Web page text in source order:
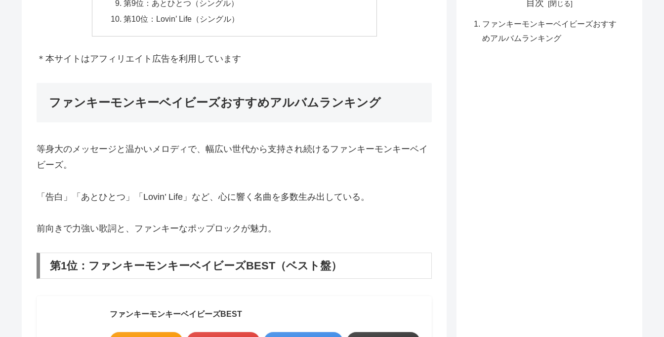
第9位：あとひとつ（シングル）
第10位：Lovin’ Life（シングル）
＊本サイトはアフィリエイト広告を利用しています
ファンキーモンキーベイビーズおすすめアルバムランキング
等身大のメッセージと温かいメロディで、幅広い世代から支持され続けるファンキーモンキーベイ
ビーズ。
「告白」「あとひとつ」「Lovin’ Life」など、心に響く名曲を多数生み出している。
前向きで力強い歌詞と、ファンキーなポップロックが魅力。
第1位：ファンキーモンキーベイビーズBEST（ベスト盤）
ファンキーモンキーベイビーズBEST
目次
ファンキーモンキーベイビーズおすす
めアルバムランキング